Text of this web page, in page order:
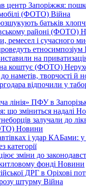
центр Запоріжжя:
(ФОТО) Війна
батьків
районі (ФОТО)
ремесел і сучасного
етносимпозіум
на
коштує (ФОТО)
наметів, творчості й
відпочили у
лінія» ПФУ в
що зміниться надалі
залучали до
Новини
і удар КАБами: у
категорії
зміни до
фонді Новини
ДРГ в Оріхові
штурму Війна